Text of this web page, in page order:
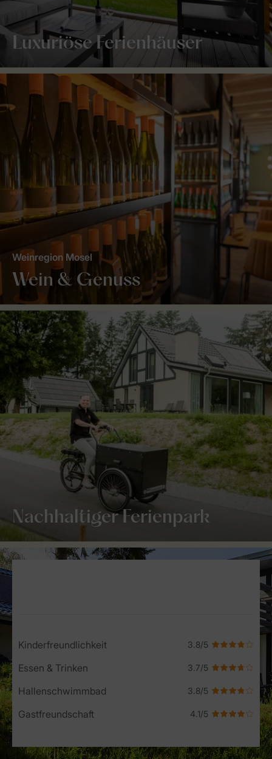
Luxuriöse Ferienhäuser
Wein & Genuss
Weinregion Mosel
Nachhaltiger Ferienpark
Service Rating from our guests
Kinderfreundlichkeit
Essen & Trinken
Hallenschwimmbad
Gastfreundschaft